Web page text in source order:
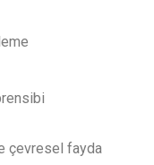
çevresel fayda